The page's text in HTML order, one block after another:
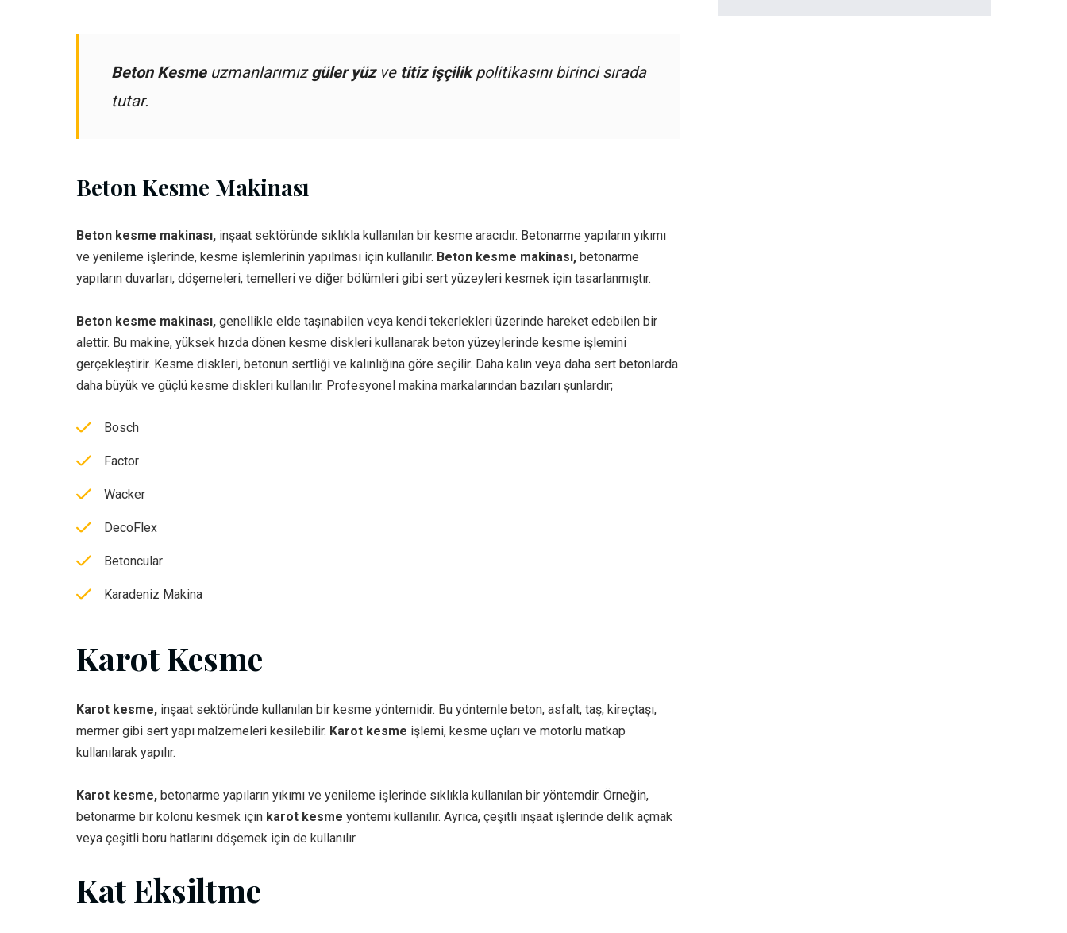
Beton Kesmeuzmanlarımızgüler yüzve titiz işçilikpolitikasını birinci sırada
tutar.
Beton Kesme Makinası
Beton kesme makinası, inşaat sektöründe sıklıkla kullanılan bir kesme aracıdır. Betonarme yapıların yıkımı
ve yenileme işlerinde, kesme işlemlerinin yapılması için kullanılır. Beton kesme makinası, betonarme
yapıların duvarları, döşemeleri, temelleri ve diğer bölümleri gibi sert yüzeyleri kesmek için tasarlanmıştır.
Beton kesme makinası, genellikle elde taşınabilen veya kendi tekerlekleri üzerinde hareket edebilen bir
alettir. Bu makine, yüksek hızda dönen kesme diskleri kullanarak beton yüzeylerinde kesme işlemini
gerçekleştirir. Kesme diskleri, betonun sertliği ve kalınlığına göre seçilir. Daha kalın veya daha sert betonlarda
daha büyük ve güçlü kesme diskleri kullanılır. Profesyonel makina markalarından bazıları şunlardır;
Bosch
Factor
Wacker
DecoFlex
Betoncular
Karadeniz Makina
Karot Kesme
Karot kesme, inşaat sektöründe kullanılan bir kesme yöntemidir. Bu yöntemle beton, asfalt, taş, kireçtaşı,
mermer gibi sert yapı malzemeleri kesilebilir. Karot kesme işlemi, kesme uçları ve motorlu matkap
kullanılarak yapılır.
Karot kesme, betonarme yapıların yıkımı ve yenileme işlerinde sıklıkla kullanılan bir yöntemdir. Örneğin,
betonarme bir kolonu kesmek için karot kesme yöntemi kullanılır. Ayrıca, çeşitli inşaat işlerinde delik açmak
veya çeşitli boru hatlarını döşemek için de kullanılır.
Kat Eksiltme